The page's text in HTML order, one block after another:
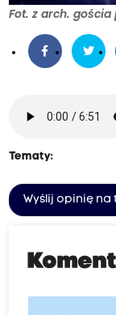
Fot. z arch.
Tematy:
Wyślij opinię na